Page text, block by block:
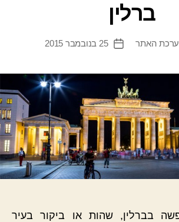
ברלין
האתר
תאריך
25 בנובמבר 2015
בברלין, שהות או ביקור בעיר